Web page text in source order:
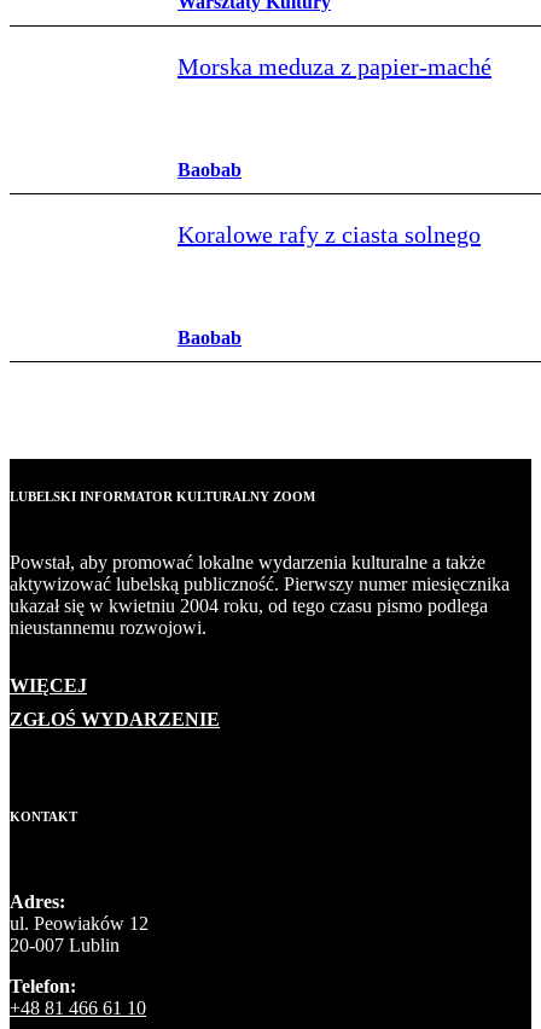
Morska meduza z papier‑maché
Baobab
Koralowe rafy z ciasta solnego
Baobab
LUBELSKI INFORMATOR KULTURALNY ZOOM
Powstał, aby promować lokalne wydarzenia kulturalne a także
aktywizować lubelską publiczność. Pierwszy numer miesięcznika
ukazał się w kwietniu 2004 roku, od tego czasu pismo podlega
nieustannemu rozwojowi.
WIĘCEJ
ZGŁOŚ WYDARZENIE
KONTAKT
Adres:
ul. Peowiaków 12
20-007 Lublin
Telefon:
+48 81 466 61 10